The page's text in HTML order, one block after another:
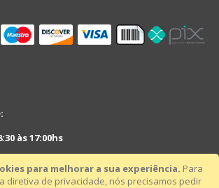
para melhorar a sua experiência. Para
diretiva de privacidade, nós precisamos pedir
às 17:00hs